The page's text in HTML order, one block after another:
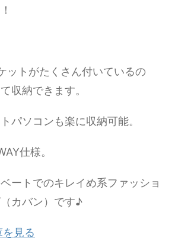
ットがたくさん付いているの
収納できます。
パソコンも楽に収納可能。
仕様。
ートでのキレイめ系ファッショ
カバン）です♪
見る